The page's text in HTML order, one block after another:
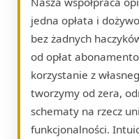
jedna opłata i
bez żadnych
od opłat
korzystanie z
tworzymy od zera,
schematy na rzecz
funkcjonalności.